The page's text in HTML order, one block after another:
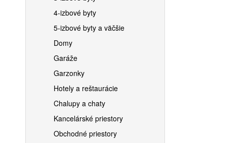
4-izbové byty
5-izbové byty a väčšie
Domy
Garáže
Garzonky
Hotely a reštaurácie
Chalupy a chaty
Kancelárské priestory
Obchodné priestory